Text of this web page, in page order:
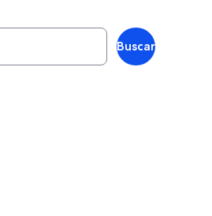
Buscar